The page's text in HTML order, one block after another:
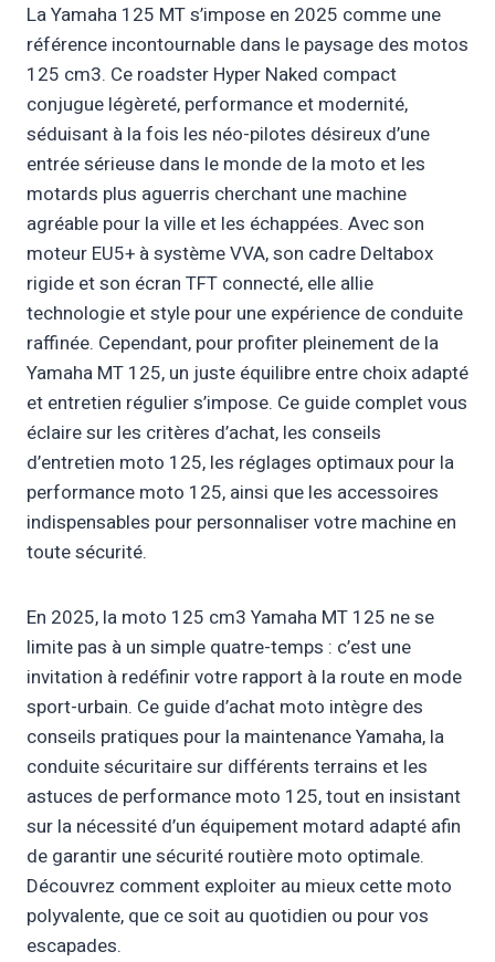
La Yamaha 125 MT s’impose en 2025 comme une
référence incontournable dans le paysage des motos
125 cm3. Ce roadster Hyper Naked compact
conjugue légèreté, performance et modernité,
séduisant à la fois les néo-pilotes désireux d’une
entrée sérieuse dans le monde de la moto et les
motards plus aguerris cherchant une machine
agréable pour la ville et les échappées. Avec son
moteur EU5+ à système VVA, son cadre Deltabox
rigide et son écran TFT connecté, elle allie
technologie et style pour une expérience de conduite
raffinée. Cependant, pour profiter pleinement de la
Yamaha MT 125, un juste équilibre entre choix adapté
et entretien régulier s’impose. Ce guide complet vous
éclaire sur les critères d’achat, les conseils
d’entretien moto 125, les réglages optimaux pour la
performance moto 125, ainsi que les accessoires
indispensables pour personnaliser votre machine en
toute sécurité.
En 2025, la moto 125 cm3 Yamaha MT 125 ne se
limite pas à un simple quatre-temps : c’est une
invitation à redéfinir votre rapport à la route en mode
sport-urbain. Ce guide d’achat moto intègre des
conseils pratiques pour la maintenance Yamaha, la
conduite sécuritaire sur différents terrains et les
astuces de performance moto 125, tout en insistant
sur la nécessité d’un équipement motard adapté afin
de garantir une sécurité routière moto optimale.
Découvrez comment exploiter au mieux cette moto
polyvalente, que ce soit au quotidien ou pour vos
escapades.